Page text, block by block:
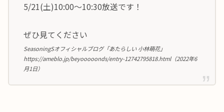
5/21(土)10:00～10:30放送です！
ぜひ見てください
SeasoningSオフィシャルブログ「あたらしい 小林萌花」
https://ameblo.jp/beyooooonds/entry-12742795818.html（2022年6
月1日）